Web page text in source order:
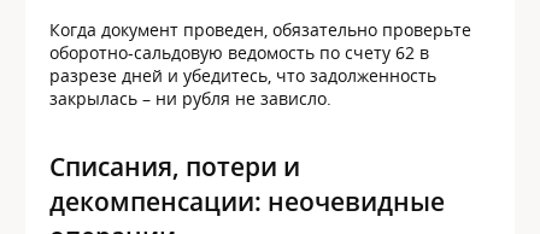
Когда документ проведен, обязательно проверьте
оборотно-сальдовую ведомость по счету 62 в
разрезе дней и убедитесь, что задолженность
закрылась – ни рубля не зависло.
Списания, потери и
декомпенсации: неочевидные